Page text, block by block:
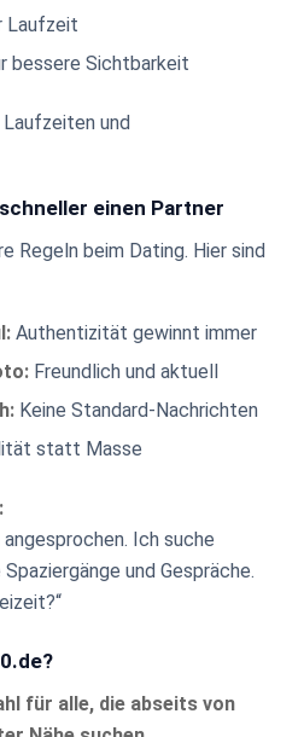
Laufzeit
bessere Sichtbarkeit
und
einen Partner
Regeln beim Dating. Hier sind
Authentizität gewinnt immer
Freundlich und aktuell
Keine Standard-Nachrichten
statt Masse
Ich suche
und Gespräche.
für alle, die abseits von